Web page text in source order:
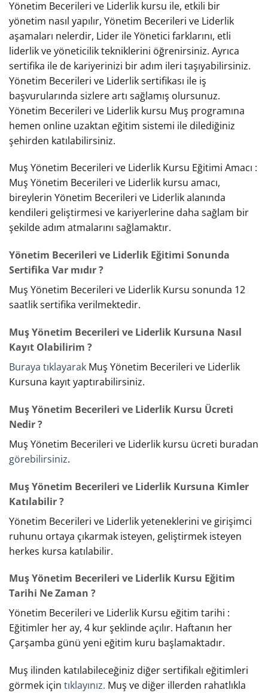
Yönetim Becerileri ve Liderlik kursu ile, etkili bir
yönetim nasıl yapılır, Yönetim Becerileri ve Liderlik
aşamaları nelerdir, Lider ile Yönetici farklarını, etli
liderlik ve yöneticilik tekniklerini öğrenirsiniz. Ayrıca
sertifika ile de kariyerinizi bir adım ileri taşıyabilirsiniz.
Yönetim Becerileri ve Liderlik sertifikası ile iş
başvurularında sizlere artı sağlamış olursunuz.
Yönetim Becerileri ve Liderlik kursu Muş programına
hemen online uzaktan eğitim sistemi ile dilediğiniz
şehirden katılabilirsiniz.
Muş Yönetim Becerileri ve Liderlik Kursu Eğitimi Amacı :
Muş Yönetim Becerileri ve Liderlik kursu amacı,
bireylerin Yönetim Becerileri ve Liderlik alanında
kendileri geliştirmesi ve kariyerlerine daha sağlam bir
şekilde adım atmalarını sağlamaktır.
Yönetim Becerileri ve Liderlik Eğitimi Sonunda
Sertifika Var mıdır ?
Muş Yönetim Becerileri ve Liderlik Kursu sonunda 12
saatlik sertifika verilmektedir.
Muş Yönetim Becerileri ve Liderlik Kursuna Nasıl
Kayıt Olabilirim ?
Buraya tıklayarak Muş Yönetim Becerileri ve Liderlik
Kursuna kayıt yaptırabilirsiniz.
Muş Yönetim Becerileri ve Liderlik Kursu Ücreti
Nedir ?
Muş Yönetim Becerileri ve Liderlik kursu ücreti buradan
görebilirsiniz.
Muş Yönetim Becerileri ve Liderlik Kursuna Kimler
Katılabilir ?
Yönetim Becerileri ve Liderlik yeteneklerini ve girişimci
ruhunu ortaya çıkarmak isteyen, geliştirmek isteyen
herkes kursa katılabilir.
Muş Yönetim Becerileri ve Liderlik Kursu Eğitim
Tarihi Ne Zaman ?
Yönetim Becerileri ve Liderlik Kursu eğitim tarihi :
Eğitimler her ay, 4 kur şeklinde açılır. Haftanın her
Çarşamba günü yeni eğitim kuru başlamaktadır.
Muş ilinden katılabileceğiniz diğer sertifikalı eğitimleri
görmek için tıklayınız. Muş ve diğer illerden rahatlıkla